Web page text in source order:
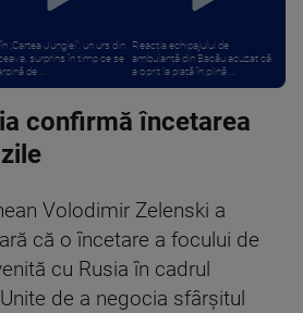
„Cartea Junglei”: un urs din
surprins în timp ce se
de ...
Reacția echipajului de
ambulanță din Bacău acuzat că
a oprit la piață în plină ...
confirmă încetarea
Volodimir Zelenski a
că o încetare a focului de
cu Rusia în cadrul
de a negocia sfârşitul